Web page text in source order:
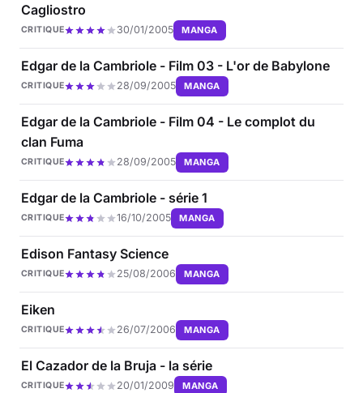
Cagliostro
CRITIQUE 30/01/2005 MANGA
Edgar de la Cambriole - Film 03 - L'or de Babylone
CRITIQUE 28/09/2005 MANGA
Edgar de la Cambriole - Film 04 - Le complot du
clan Fuma
CRITIQUE 28/09/2005 MANGA
Edgar de la Cambriole - série 1
CRITIQUE 16/10/2005 MANGA
Edison Fantasy Science
CRITIQUE 25/08/2006 MANGA
Eiken
CRITIQUE 26/07/2006 MANGA
El Cazador de la Bruja - la série
CRITIQUE 20/01/2009 MANGA